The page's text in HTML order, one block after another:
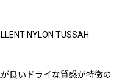
NYLON TUSSAH
良いドライな質感が特徴の